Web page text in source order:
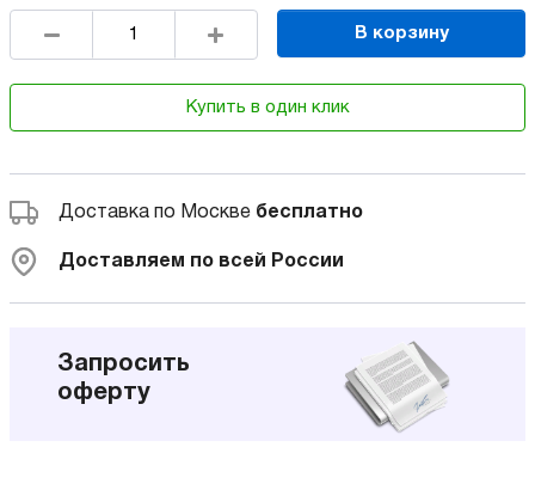
В корзину
Купить в один клик
Доставка по Москве бесплатно
Доставляем по всей России
Запросить
оферту